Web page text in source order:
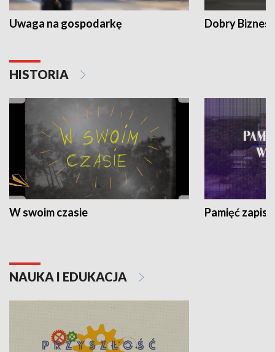
Uwaga na gospodarkę Dobry Biznes
HISTORIA
W swoim czasie Pamięć
NAUKA I EDUKACJA